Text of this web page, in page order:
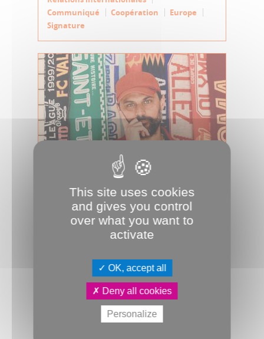
Communiqué
Coopération
Europe
Signature
23.04.2025
Jean-Karl Lucas y était, et y sera
Jean-Karl Lucas, moitié du
duo Madame Monsieur, est
auteur, chanteur, compositeur
Culture & Patrimoine JDA
Rencontre
This site uses cookies
and gives you control
over what you want to
activate
OK, accept all
Deny all cookies
Personalize